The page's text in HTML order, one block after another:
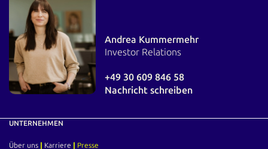
Andrea Kummermehr
Investor Relations
+49 30 609 846 58
Nachricht schreiben
UNTERNEHMEN
Über uns | Karriere | Presse